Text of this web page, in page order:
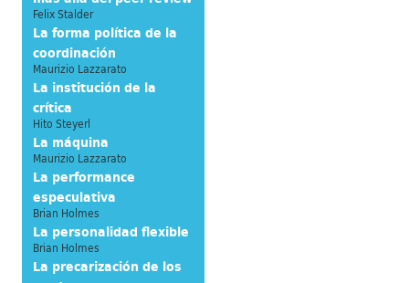
Felix Stalder
La forma política de la
coordinación
Maurizio Lazzarato
La institución de la
crítica
Hito Steyerl
La máquina
Maurizio Lazzarato
La performance
especulativa
Brian Holmes
La personalidad flexible
Brian Holmes
La precarización de los